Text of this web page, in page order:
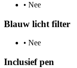
• Nee
Blauw licht filter
• Nee
Inclusief pen